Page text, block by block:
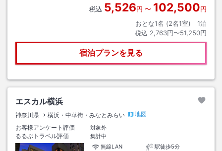
税込 5,526円 〜 102,500円
おとな1名 (2名1室)｜ 1泊
税込 2,763円〜51,250円
宿泊プランを見る
エスカル横浜
神奈川県 横浜・中華街・みなとみらい
地図
お客様アンケート評価
対象外
るるぶトラベル評価
集計中
無線LAN
駅徒歩5分